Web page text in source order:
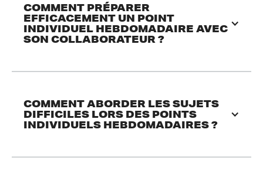
COMMENT PRÉPARER
EFFICACEMENT UN POINT
INDIVIDUEL HEBDOMADAIRE AVEC
SON COLLABORATEUR ?
COMMENT ABORDER LES SUJETS
DIFFICILES LORS DES POINTS
INDIVIDUELS HEBDOMADAIRES ?